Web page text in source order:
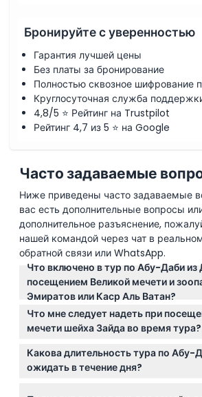
Бронируйте с уверенностью
Гарантия лучшей цены
Без платы за бронирование
Полностью сквозное шифрование
Круглосуточная служба
4,8/5 ⭐ Рейтинг на Trustpilot
Рейтинг 4,7 из 5 ⭐ на Google
Часто задаваемые
Ниже приведены часто задаваемые
вас есть дополнительные вопросы
дополнительное разъяснение,
нашей командой через чат в
обратной связи или WhatsApp.
Что включено в тур по Абу-Даби из
посещением Великой мечети и
Эмиратов или Каср Аль Ватан?
Тур включает трансфер из вашего
обратно, посещение Великой
вход в Каср Аль Ватан или зоопарк
живописную поездку вдоль
с фотостопами, визит в деревню
Что мне следует надеть при
мечети шейха Зайда во время тура?
Обязательна скромная одежда:
носить одежду с длинными
брюки или юбки, а также головной
Какова длительность тура по Абу-
ожидать в течение дня?